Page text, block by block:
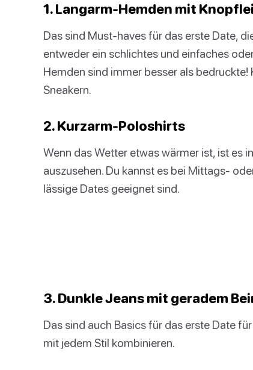
1. Langarm-Hemden mit
Das sind Must-haves für das erste Date,
entweder ein schlichtes und einfaches
Hemden sind immer besser als
Sneakern.
2. Kurzarm-Poloshirts
Wenn das Wetter etwas wärmer ist, ist es
auszusehen. Du kannst es bei Mittags-
lässige Dates geeignet sind.
3. Dunkle Jeans mit geradem
Das sind auch Basics für das erste Date
mit jedem Stil kombinieren.